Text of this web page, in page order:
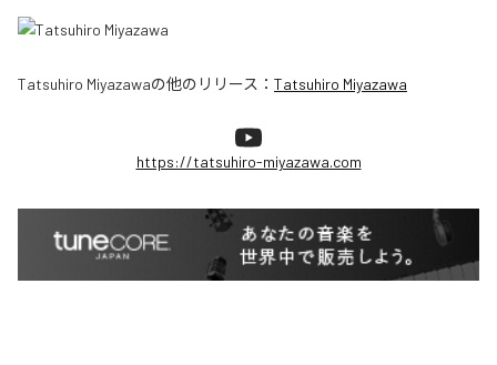
Tatsuhiro Miyazawaの他のリリース： Tatsuhiro Miyazawa
https://tatsuhiro-miyazawa.com